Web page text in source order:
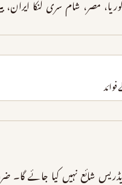
کوریا، مصر، شام سری لنکا
شائع نہیں کیا جائے گا۔